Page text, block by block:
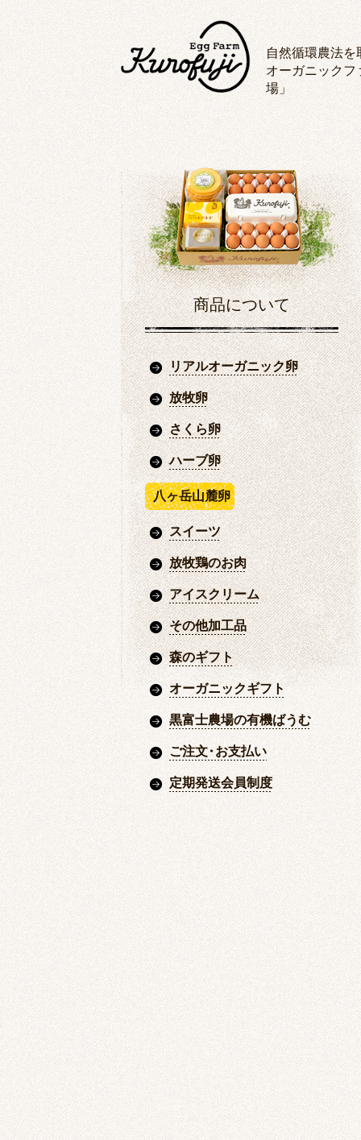
自然循環農法を
オーガニックフ
場」
商品について
リアルオーガニック卵
放牧卵
さくら卵
ハーブ卵
八ヶ岳山麓卵
スイーツ
放牧鶏のお肉
アイスクリーム
その他加工品
森のギフト
オーガニックギフト
黒富士農場の有機ばうむ
ご注文・お支払い
定期発送会員制度